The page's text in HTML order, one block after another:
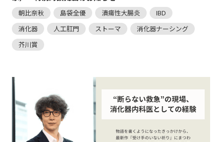
朝比奈秋 島袋全優 潰瘍性大腸炎
IBD
消化器
人工肛門 ストーマ
消化器ナーシング
芥川賞